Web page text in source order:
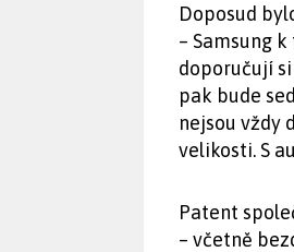
Doposud
– Samsung
doporučují
pak bude
nejsou vždy
velikosti. S
Patent
– včetně